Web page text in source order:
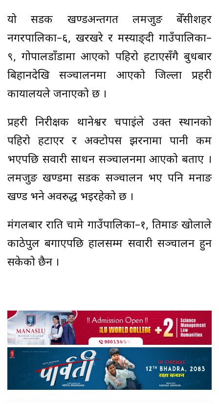
यो सडक खण्डअन्तर्गत लमजुङ बेँसीशहर
नगरपालिका–६, खरखरे र मर्स्याङ्दी गाउँपालिका–
९, गोपालडाँडामा आएको पहिरो हटाएसँगै बुधबार
बिहानदेखि सञ्चालनमा आएको जिल्ला प्रहरी
कार्यालयले जनाएको छ ।
प्रहरी निरीक्षक थानेश्वर चपाईंले उक्त स्थानको
पहिरो हटाएर र अक्टोपस झरनामा पानी कम
भएपछि सवारी साधन सञ्चालनमा आएको बताए ।
लमजुङ खण्डमा सडक सञ्चालन भए पनि मनाङ
खण्ड भने अवरुद्ध भइरहेको छ ।
मंगलबार राति चामे गाउँपालिका–१, तिमाङ खोलाले
काठेपुल बगाएपछि हालसम्म सवारी सञ्चालन हुन
सकेको छैन ।